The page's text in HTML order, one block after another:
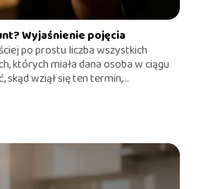
Wyjaśnienie pojęcia
po prostu liczba wszystkich
których miała dana osoba w ciągu
skąd wziął się ten termin,...